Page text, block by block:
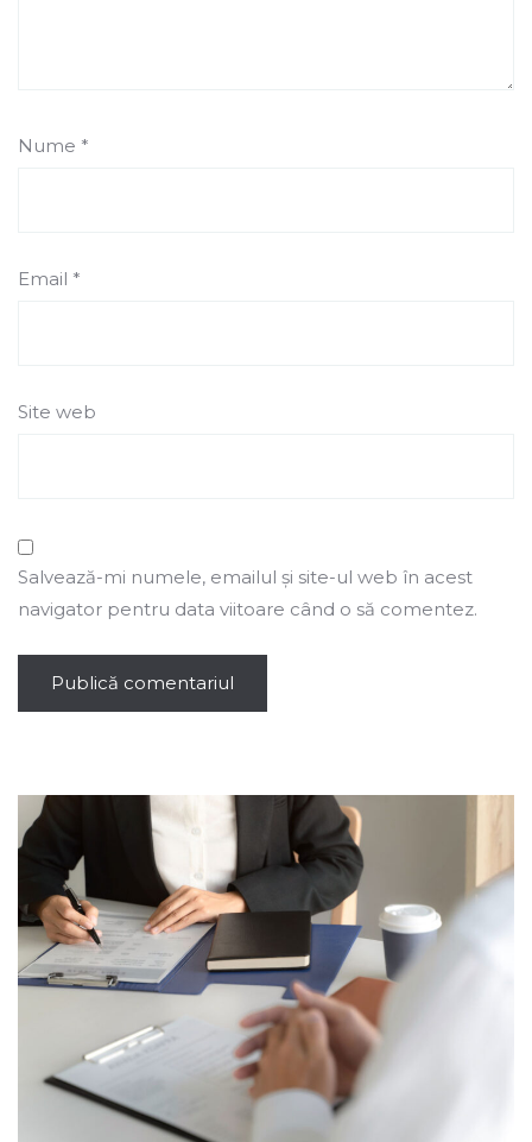
Nume *
Email *
Site web
Salvează-mi numele, emailul și site-ul web în acest
navigator pentru data viitoare când o să comentez.